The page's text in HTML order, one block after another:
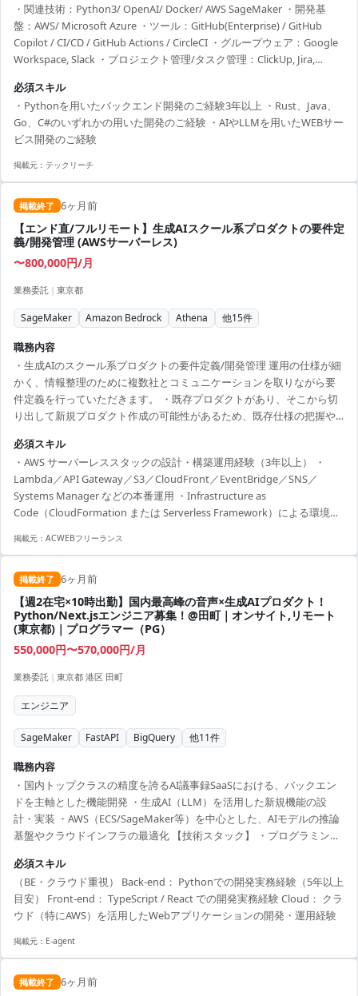
・関連技術：Python3/ OpenAI/ Docker/ AWS SageMaker ・開発基
盤：AWS/ Microsoft Azure ・ツール：GitHub(Enterprise) / GitHub
Copilot / CI/CD / GitHub Actions / CircleCI ・グループウェア：Google
Workspace, Slack ・プロジェクト管理/タスク管理：ClickUp, Jira,
生成AIや大規模言語モデルを利用したリーガルテックプロダクトにお
ける 新規機能の開発や既存機能の保守開発および改善などを...
必須スキル
・Pythonを用いたバックエンド開発のご経験3年以上 ・Rust、Java、
Go、C#のいずれかの用いた開発のご経験 ・AIやLLMを用いたWEBサー
ビス開発のご経験
掲載元： テックリーチ
掲載終了 6ヶ月前
【エンド直/フルリモート】生成AIスクール系プロダクトの要件定
義/開発管理 (AWSサーバーレス)
〜800,000円/月
業務委託 | 東京都
SageMaker Amazon Bedrock Athena 他15件
職務内容
・生成AIのスクール系プロダクトの要件定義/開発管理 運用の仕様が細
かく、情報整理のために複数社とコミュニケーションを取りながら要
件定義を行っていただきます。 ・既存プロダクトがあり、そこから切
り出して新規プロダクト作成の可能性があるため、既存仕様の把握や
状はLMSを利用しております。 ・スクラッチで作っている部分と
Hubspotを利用している部分があり、決済機能も存在します。 ・また
カスタマー側は個人/法人の両ロールが存在し、ロールごとの要件定義
も必要になります。
必須スキル
・AWS サーバーレススタックの設計・構築運用経験（3年以上） ・
Lambda／API Gateway／S3／CloudFront／EventBridge／SNS／
Systems Manager などの本番運用 ・Infrastructure as
Code（CloudFormation または Serverless Framework）による環境構
移管・DNS / TLS 証明書管理経験 ・Route53 レコード移行、ACM 証明
御・鍵管理設計スキル（...
掲載元： ACWEBフリーランス
掲載終了 6ヶ月前
【週2在宅×10時出勤】国内最高峰の音声×生成AIプロダクト！
Python/Next.jsエンジニア募集！@田町｜オンサイト,リモート
(東京都)｜プログラマー（PG）
550,000円〜570,000円/月
業務委託 | 東京都 港区 田町
エンジニア
SageMaker FastAPI BigQuery 他11件
職務内容
・国内トップクラスの精度を誇るAI議事録SaaSにおける、バックエン
ドを主軸とした機能開発 ・生成AI（LLM）を活用した新規機能の設
計・実装 ・AWS（ECS/SageMaker等）を中心とした、AIモデルの推論
基盤やクラウドインフラの最適化 【技術スタック】 ・プログラミング
AI/ML: 音声認識AI、話者分離AI、大規模言語モデル、自然言語処理 ・
開発ツール: Git, Docker, Sentry ・ インフラ: AWS（ECS, RDS, S3,
SageMaker）, Azure（Azure Op...
必須スキル
（BE・クラウド重視） Back-end： Pythonでの開発実務経験（5年以上
目安） Front-end： TypeScript / React での開発実務経験 Cloud： クラ
ウド（特にAWS）を活用したWebアプリケーションの開発・運用経験
掲載元： E-agent
掲載終了 6ヶ月前